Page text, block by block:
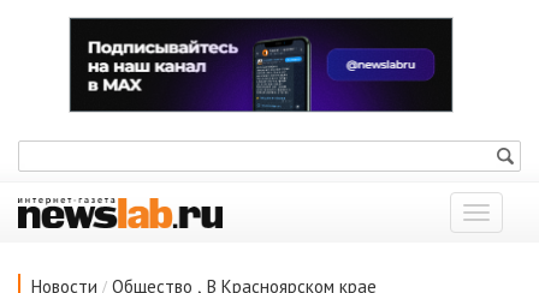
Показать
меню
Новости / Общество , В Красноярском крае